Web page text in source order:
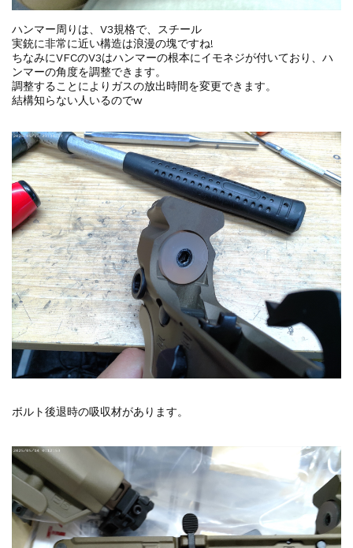
ハンマー周りは、V3規格で、スチール
実銃に非常に近い構造は浪漫の塊ですね!
ちなみにVFCのV3はハンマーの根本にイモネジが付いており、ハ
ンマーの角度を調整できます。
調整することによりガスの放出時間を変更できます。
結構知らない人いるのでw
ボルト後退時の吸収材があります。